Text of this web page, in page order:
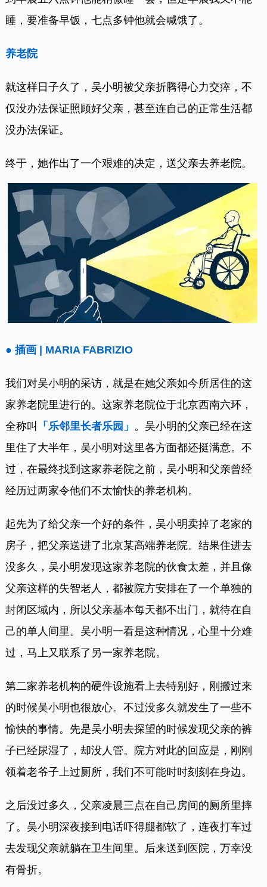
睡，要准备早饭，七点多钟他就会喊饿了。
养老院
就这样日子久了，吴小明被父亲折腾得心力交瘁，不
仅没办法保证照顾好父亲，甚至连自己的正常生活都
没办法保证。
终于，她作出了一个艰难的决定，送父亲去养老院。
● 插画 | MARIA FABRIZIO
我们对吴小明的采访，就是在她父亲如今所居住的这
家养老院里进行的。这家养老院位于北京西南六环，
全称叫
「乐邻里长者乐园」 。吴小明的父亲已经在这
里住了大半年，吴小明对这里各方面都还挺满意。不
过，在最终找到这家养老院之前，吴小明和父亲曾经
经历过两家令他们不太愉快的养老机构。
起先为了给父亲一个好的条件，吴小明卖掉了老家的
房子，把父亲送进了北京某高端养老院。结果住进去
没多久，吴小明发现这家养老院的伙食太差，并且像
父亲这样的失智老人，都被院方安排在了一个单独的
封闭区域内，所以父亲基本每天都不出门，就待在自
己的单人间里。吴小明一看是这种情况，心里十分难
过，马上又联系了另一家养老院。
第二家养老机构的硬件设施看上去特别好，刚搬过来
的时候吴小明也很放心。不过没多久就发生了一些不
愉快的事情。先是吴小明去探望的时候发现父亲的裤
子已经尿湿了，却没人管。院方对此的回应是，刚刚
领着老爷子上过厕所，我们不可能时时刻刻在身边。
之后没过多久，父亲凌晨三点在自己房间的厕所里摔
了。吴小明深夜接到电话吓得腿都软了，连夜打车过
去发现父亲就躺在卫生间里。后来送到医院，万幸没
有骨折。